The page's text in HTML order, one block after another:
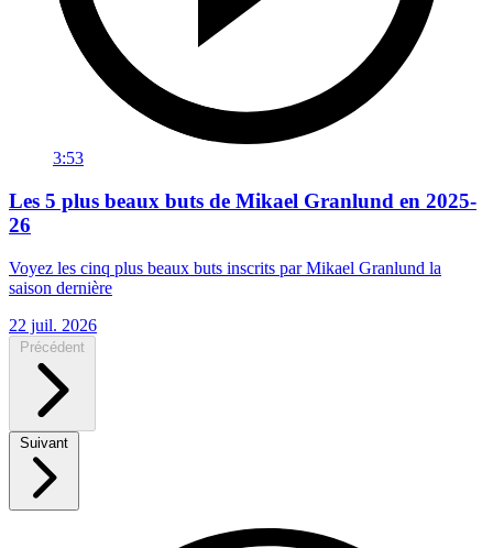
3:53
Les 5 plus beaux buts de Mikael Granlund en 2025-
26
Voyez les cinq plus beaux buts inscrits par Mikael Granlund la
saison dernière
22 juil. 2026
Précédent
Suivant